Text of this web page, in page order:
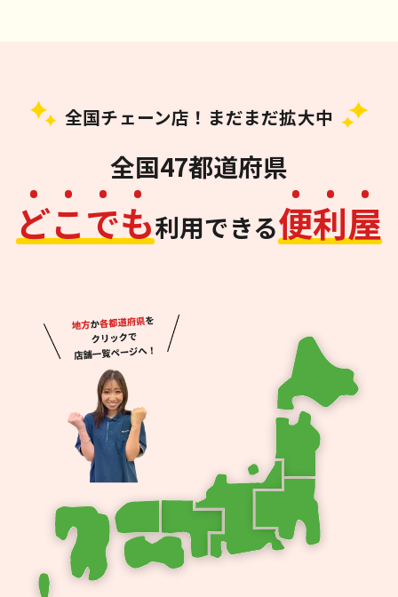
全国チェーン店！まだまだ拡大中
全国47都道府県
どこでも利用できる便利屋